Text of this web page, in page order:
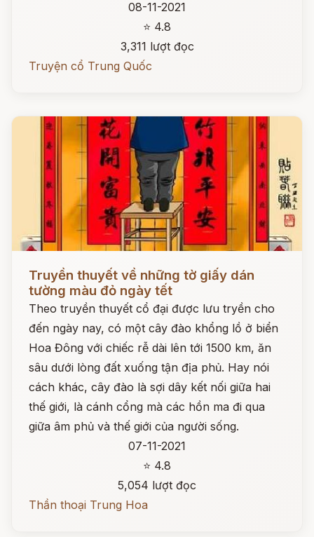
08-11-2021
⭐ 4.8
3,311 lượt đọc
Truyện cổ Trung Quốc
Đọc ngay
Truyền thuyết về những tờ giấy dán
tường màu đỏ ngày tết
Theo truyền thuyết cổ đại được lưu tryền cho
đến ngày nay, có một cây đào khổng lồ ở biển
Hoa Đông với chiếc rễ dài lên tới 1500 km, ăn
sâu dưới lòng đất xuống tận địa phủ. Hay nói
cách khác, cây đào là sợi dây kết nối giữa hai
thế giới, là cánh cổng mà các hồn ma đi qua
giữa âm phủ và thế giới của người sống.
07-11-2021
⭐ 4.8
5,054 lượt đọc
Thần thoại Trung Hoa